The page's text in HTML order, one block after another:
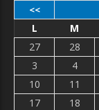
<<
L M
27
28
3
4
10
11
17
18